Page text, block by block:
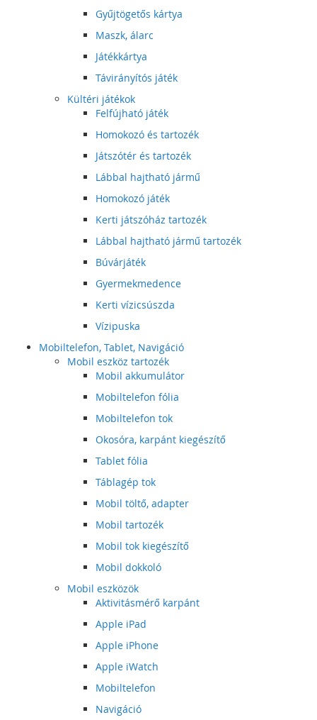
Gyűjtögetős kártya
Maszk, álarc
Játékkártya
Távirányítós játék
Kültéri játékok
Felfújható játék
Homokozó és tartozék
Játszótér és tartozék
Lábbal hajtható jármű
Homokozó játék
Kerti játszóház tartozék
Lábbal hajtható jármű tartozék
Búvárjáték
Gyermekmedence
Kerti vízicsúszda
Vízipuska
Mobiltelefon, Tablet, Navigáció
Mobil eszköz tartozék
Mobil akkumulátor
Mobiltelefon fólia
Mobiltelefon tok
Okosóra, karpánt kiegészítő
Tablet fólia
Táblagép tok
Mobil töltő, adapter
Mobil tartozék
Mobil tok kiegészítő
Mobil dokkoló
Mobil eszközök
Aktivitásmérő karpánt
Apple iPad
Apple iPhone
Apple iWatch
Mobiltelefon
Navigáció